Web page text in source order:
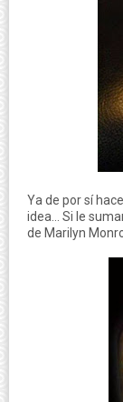
Ya de por sí
idea... Si le
de Marilyn